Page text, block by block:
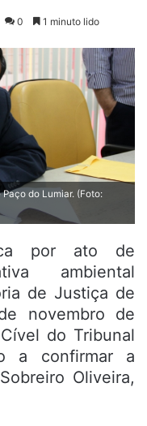
0 1 minuto lido
do Lumiar. (Foto:
por ato de
ambiental
de Justiça de
novembro de
do Tribunal
a confirmar a
Oliveira,